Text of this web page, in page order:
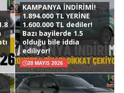
KAMPANYA İNDİRİMİ!
1.894.000 TL YERİNE
1.600.000 TL dediler!
Bazı bayilerde 1.5
olduğu bile iddia
ediliyor!
20 MAYIS 2026